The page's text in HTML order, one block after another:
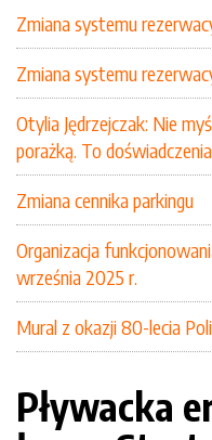
Zmiana systemu
Zmiana systemu
Otylia Jędrzejczak: Nie
porażką. To
Zmiana cennika parkingu
Organizacja
września 2025 r.
Mural z okazji 80-lecia
Pływacka